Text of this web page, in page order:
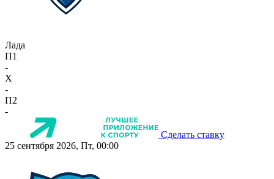
Лада
П1
-
X
-
П2
-
Сделать ставку
25 сентября 2026, Пт, 00:00